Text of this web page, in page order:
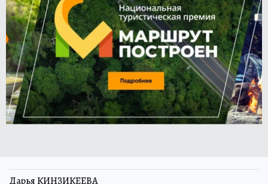
Дарья КИНЗИКЕЕВА